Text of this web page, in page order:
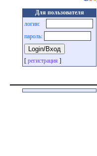
Для пользователя
логин:
пароль:
[ регистрация ]